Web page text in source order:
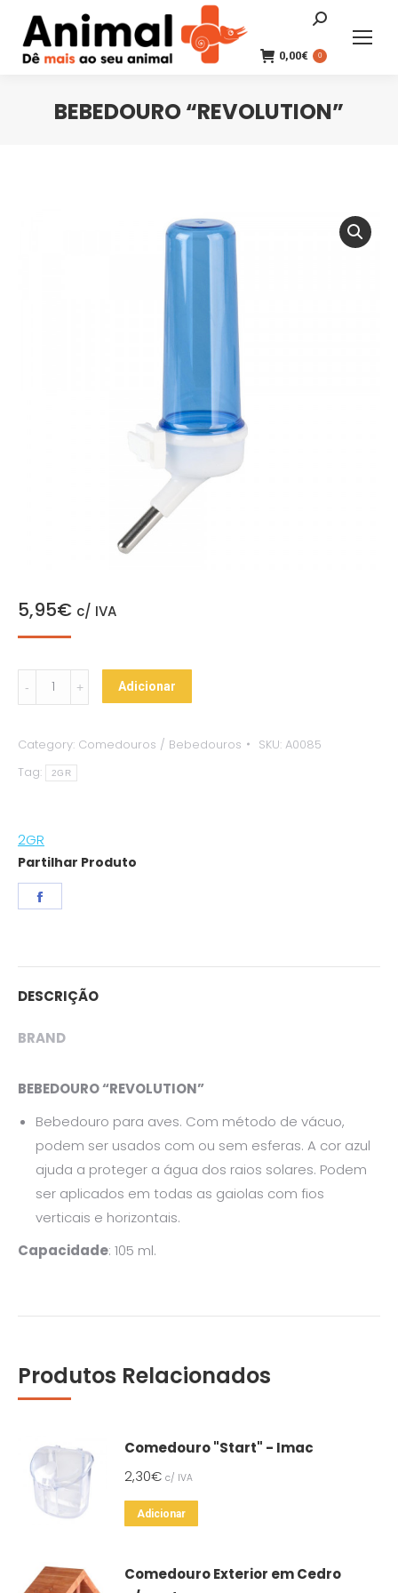
Search:
0,00€ 0
BEBEDOURO “REVOLUTION”
5,95€ c/ IVA
Bebedouro
"Revolution"
Adicionar
Category: Comedouros / Bebedouros SKU: A0085
Tag:
2GR
2GR
Partilhar Produto
DESCRIÇÃO
BRAND
BEBEDOURO “REVOLUTION”
Bebedouro para aves. Com método de vácuo,
podem ser usados ​​com ou sem esferas. A cor azul
ajuda a proteger a água dos raios solares. Podem
ser aplicados em todas as gaiolas com fios
verticais e horizontais.
Capacidade: 105 ml.
Produtos Relacionados
Comedouro "Start" - Imac
2,30€ c/ IVA
Adicionar
Comedouro Exterior em Cedro